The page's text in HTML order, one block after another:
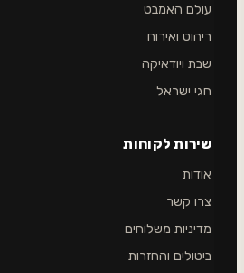
עולם האמבט
ריהוט ואירוח
שבת ויודאיקה
חגי ישראל
שירות לקוחות
אודות
צרו קשר
מדיניות משלוחים
ביטולים והחזרות